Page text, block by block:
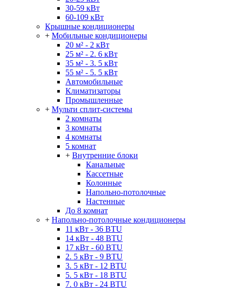
30-59 кВт
60-109 кВт
Крышные кондиционеры
+ Мобильные кондиционеры
20 м² - 2 кВт
25 м² - 2. 6 кВт
35 м² - 3. 5 кВт
55 м² - 5. 5 кВт
Автомобильные
Климатизаторы
Промышленные
+ Мульти сплит-системы
2 комнаты
3 комнаты
4 комнаты
5 комнат
+ Внутренние блоки
Канальные
Кассетные
Колонные
Напольно-потолочные
Настенные
До 8 комнат
+ Напольно-потолочные кондиционеры
11 кВт - 36 BTU
14 кВт - 48 BTU
17 кВт - 60 BTU
2. 5 кВт - 9 BTU
3. 5 кВт - 12 BTU
5. 5 кВт - 18 BTU
7. 0 кВт - 24 BTU